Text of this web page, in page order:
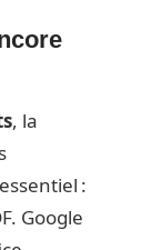
, la
:
Google